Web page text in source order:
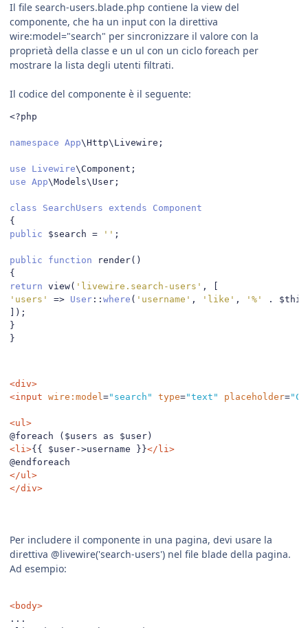
Il file search-users.blade.php contiene la view del
componente, che ha un input con la direttiva
wire:model="search" per sincronizzare il valore con la
proprietà della classe e un ul con un ciclo foreach per
mostrare la lista degli utenti filtrati.
Il codice del componente è il seguente:
<?php
namespace App\Http\Livewire ;
use Livewire\Component ;
use App\Models\User ;
class SearchUsers extends
Component
{
public $search = '' ;
public function render()
{
return view( 'livewire.search-users' ,
'users'
=> User :: where ( 'username' , 'like' , '%' . $this
]);
}
}
<div>
<input wire:model="search" type="text" placeholder=
<ul>
<li>{{ $user->username }}</li>
</ul>
</div>
Per includere il componente in una pagina, devi usare la
direttiva @livewire('search-users') nel file blade della pagina.
Ad esempio:
<body>
...